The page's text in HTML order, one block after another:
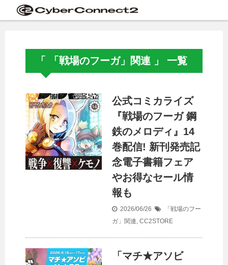
「 「戦場のフーガ」関連 」 一覧
公式コミカライズ
『戦場のフーガ 鋼
鉄のメロディ』14
巻配信! 新刊発売記
念電子書籍フェア
やお得なセール情
報も
2026/06/26
「戦場のフー
ガ」関連, CC2STORE
「マチ★アソビ